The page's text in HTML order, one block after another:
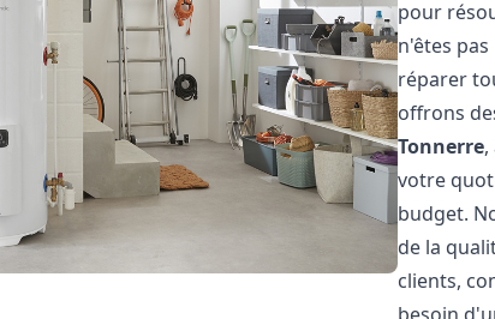
pour
n'êtes
réparer
offrons
Tonnerre
votre
budget.
de la
clients,